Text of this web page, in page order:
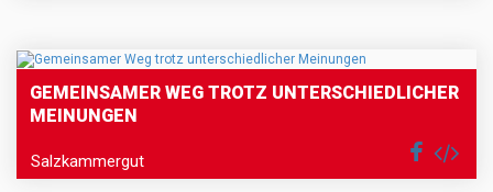
GEMEINSAMER WEG TROTZ UNTERSCHIEDLICHER
MEINUNGEN
Salzkammergut